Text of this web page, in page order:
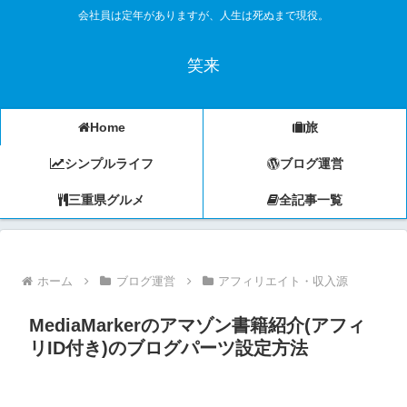
会社員は定年がありますが、人生は死ぬまで現役。
笑来
Home 旅
シンプルライフ ブログ運営
三重県グルメ 全記事一覧
ホーム ブログ運営 アフィリエイト・収入源
MediaMarkerのアマゾン書籍紹介(アフィ
リID付き)のブログパーツ設定方法